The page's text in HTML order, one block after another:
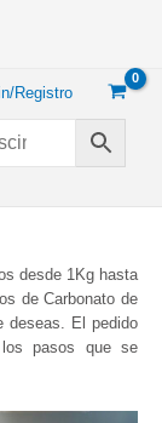
Registro
desde 1Kg hasta
de Carbonato de
deseas. El pedido
pasos que se